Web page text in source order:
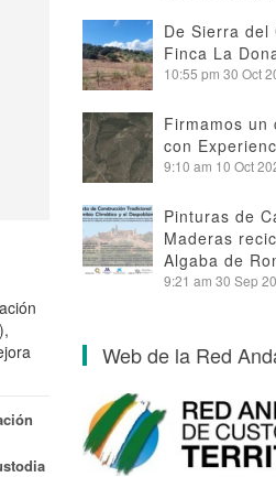
De Sierra del
Finca La
10:55 pm 30 Oct
Firmamos un
con
9:10 am 10 Oct
Pinturas de
Maderas
Algaba de
9:21 am 30 Sep
Web de la Red